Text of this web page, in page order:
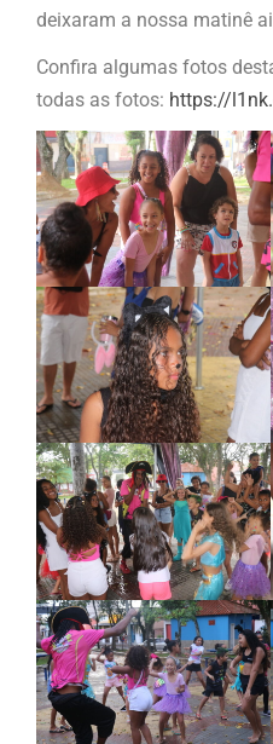
deixaram a nossa matinê
Confira algumas fotos
todas as fotos: https://